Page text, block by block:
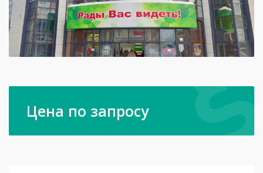
Цена по запросу